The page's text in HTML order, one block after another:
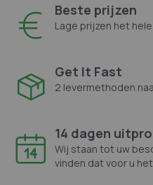
Beste prijzen
Lage prijzen het
Get It Fast
2 levermethoden
14 dagen
Wij staan tot uw
vinden dat voor u